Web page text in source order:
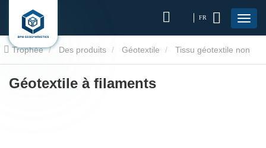
FR
Trophée Des produits Géotextile Tissu géotextile non
tissé Géotextile à filaments
Géotextile à filaments